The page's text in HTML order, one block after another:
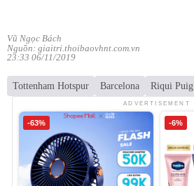
Vũ Ngọc Bách
Nguồn: giaitri.thoibaovhnt.com.vn
23:33 06/11/2019
Tottenham Hotspur Barcelona Riqui Puig
ADVERTISEMENT
-63% -6%